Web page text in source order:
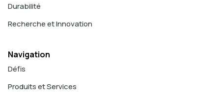
Durabilité
Recherche et Innovation
Navigation
Défis
Produits et Services